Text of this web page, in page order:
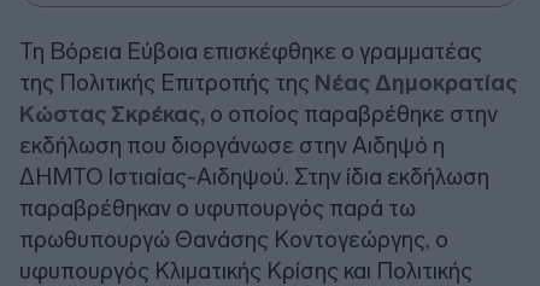
Τη Βόρεια Εύβοια επισκέφθηκε ο γραμματέας
της Πολιτικής Επιτροπής της Νέας Δημοκρατίας
Κώστας Σκρέκας, ο οποίος παραβρέθηκε στην
εκδήλωση που διοργάνωσε στην Αιδηψό η
ΔΗΜΤΟ Ιστιαίας-Αιδηψού. Στην ίδια εκδήλωση
παραβρέθηκαν ο υφυπουργός παρά τω
πρωθυπουργώ Θανάσης Κοντογεώργης, ο
υφυπουργός Κλιματικής Κρίσης και Πολιτικής